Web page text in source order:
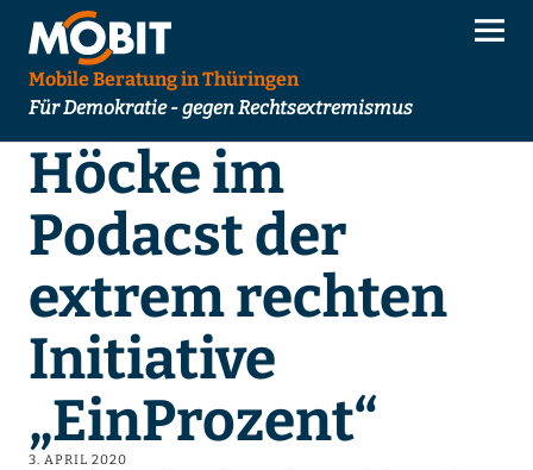
Mobile Beratung in Thüringen
Für Demokratie - gegen Rechtsextremismus
Höcke im
Podacst der
extrem rechten
Initiative
„EinProzent“
3. APRIL 2020